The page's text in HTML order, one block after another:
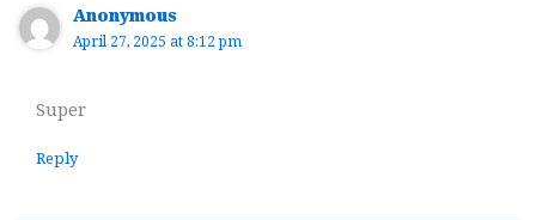
Anonymous
April 27, 2025 at 8:12 pm
Super
Reply